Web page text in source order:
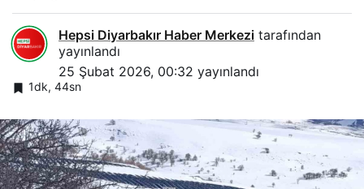
Hepsi Diyarbakır Haber Merkezi tarafından
yayınlandı
25 Şubat 2026, 00:32 yayınlandı
1dk, 44sn